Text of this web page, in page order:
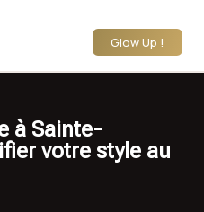
Glow Up !
à Sainte-
votre style au